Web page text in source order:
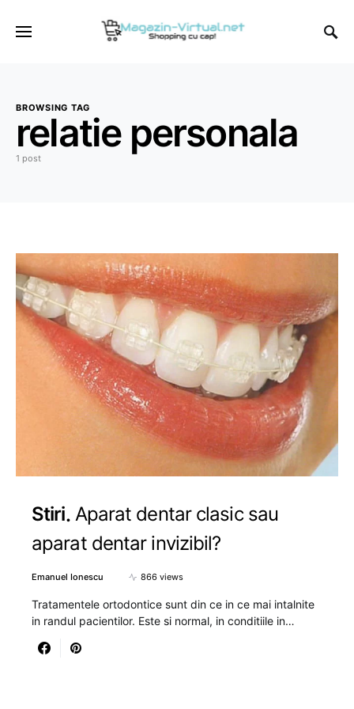
BROWSING TAG
relatie personala
1 post
Stiri Aparat dentar clasic sau
aparat dentar invizibil?
Emanuel Ionescu 866 views
Tratamentele ortodontice sunt din ce in ce mai intalnite
in randul pacientilor. Este si normal, in conditiile in…